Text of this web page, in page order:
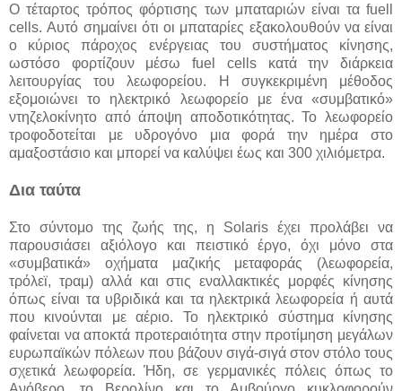
Ο τέταρτος τρόπος φόρτισης των μπαταριών είναι τα fuell
cells. Αυτό σημαίνει ότι οι μπαταρίες εξακολουθούν να είναι
ο κύριος πάροχος ενέργειας του συστήματος κίνησης,
ωστόσο φορτίζουν μέσω fuel cells κατά την διάρκεια
λειτουργίας του λεωφορείου. Η συγκεκριμένη μέθοδος
εξομοιώνει το ηλεκτρικό λεωφορείο με ένα «συμβατικό»
ντηζελοκίνητο από άποψη αποδοτικότητας. Το λεωφορείο
τροφοδοτείται με υδρογόνο μια φορά την ημέρα στο
αμαξοστάσιο και μπορεί να καλύψει έως και 300 χιλιόμετρα.
Δια ταύτα
Στο σύντομο της ζωής της, η Solaris έχει προλάβει να
παρουσιάσει αξιόλογο και πειστικό έργο, όχι μόνο στα
«συμβατικά» οχήματα μαζικής μεταφοράς (λεωφορεία,
τρόλεϊ, τραμ) αλλά και στις εναλλακτικές μορφές κίνησης
όπως είναι τα υβριδικά και τα ηλεκτρικά λεωφορεία ή αυτά
που κινούνται με αέριο. Το ηλεκτρικό σύστημα κίνησης
φαίνεται να αποκτά προτεραιότητα στην προτίμηση μεγάλων
ευρωπαϊκών πόλεων που βάζουν σιγά-σιγά στον στόλο τους
σχετικά λεωφορεία. Ήδη, σε γερμανικές πόλεις όπως το